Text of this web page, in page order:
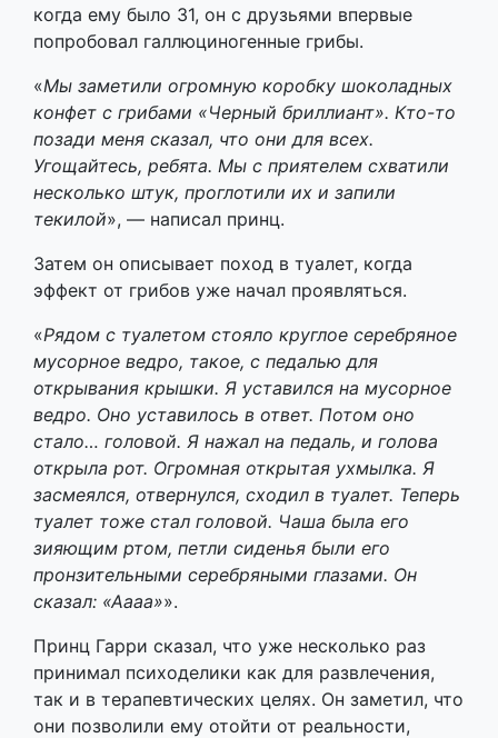
когда ему было 31, он с друзьями впервые
попробовал галлюциногенные грибы.
«Мы заметили огромную коробку шоколадных
конфет с грибами «Черный бриллиант». Кто-то
позади меня сказал, что они для всех.
Угощайтесь, ребята. Мы с приятелем схватили
несколько штук, проглотили их и запили
текилой», — написал принц.
Затем он описывает поход в туалет, когда
эффект от грибов уже начал проявляться.
«Рядом с туалетом стояло круглое серебряное
мусорное ведро, такое, с педалью для
открывания крышки. Я уставился на мусорное
ведро. Оно уставилось в ответ. Потом оно
стало… головой. Я нажал на педаль, и голова
открыла рот. Огромная открытая ухмылка. Я
засмеялся, отвернулся, сходил в туалет. Теперь
туалет тоже стал головой. Чаша была его
зияющим ртом, петли сиденья были его
пронзительными серебряными глазами. Он
сказал: «Аааа»».
Принц Гарри сказал, что уже несколько раз
принимал психоделики как для развлечения,
так и в терапевтических целях. Он заметил, что
они позволили ему отойти от реальности,